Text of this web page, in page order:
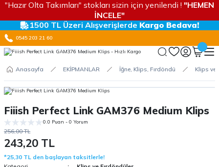
"Hazır Olta Takımları" stokları sizin için yenilendi ! "HEMEN
İNCELE"
1500 TL Üzeri Alışverişlerde Kargo Bedava!
0545 203 21 60
Anasayfa EKİPMANLAR İğne, Klips, Fırdöndü Klips ve
Fiiish Perfect Link GAM376 Medium Klips
0.0 Puan - 0 Yorum
256,00 TL
243,20 TL
*25,30 TL den başlayan taksitlerle!